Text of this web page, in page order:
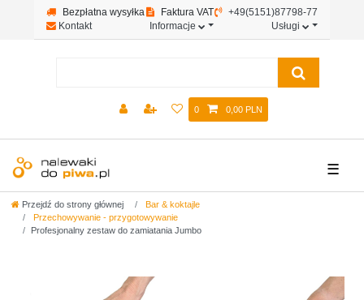
Bezpłatna wysyłka Faktura VAT
+49(5151)87798-77
Kontakt
Informacje Usługi
0 0,00 PLN
☰
Przejdź do strony głównej
Bar & koktajle
Przechowywanie - przygotowywanie
Profesjonalny zestaw do zamiatania Jumbo